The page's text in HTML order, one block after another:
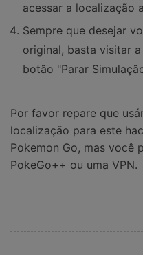
acessar a localização
Sempre que desejar
original, basta visitar
botão "Parar
Por favor repare que
localização para este
Pokemon Go, mas você
PokeGo++ ou uma VPN.